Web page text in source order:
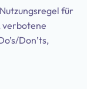
für
verbotene
Don’ts,